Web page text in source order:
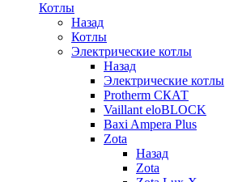
Котлы
Назад
Котлы
Электрические котлы
Назад
Электрические котлы
Protherm СКАТ
Vaillant eloBLOCK
Baxi Ampera Plus
Zota
Назад
Zota